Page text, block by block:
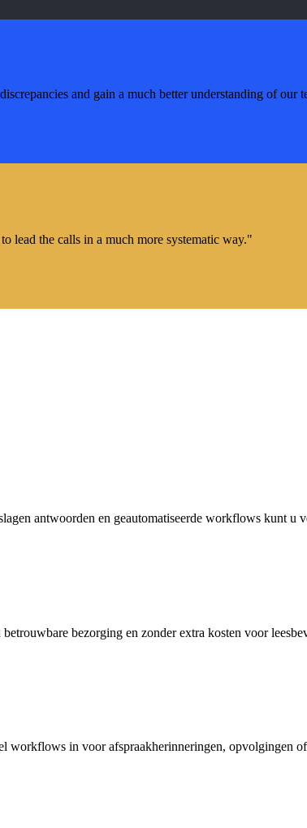
and gain a much better understanding of our
lead the calls in a much more systematic way."
antwoorden en geautomatiseerde workflows kunt u
bezorging en zonder extra kosten voor
workflows in voor afspraakherinneringen, opvolgingen